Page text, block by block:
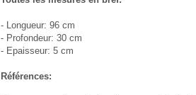
- Longueur: 96 cm
- Profondeur: 30 cm
- Epaisseur: 5 cm
Références: